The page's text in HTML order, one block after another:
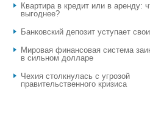
Квартира в кредит или в аренду:
выгоднее?
​Банковский депозит уступает
Мировая финансовая система
в сильном долларе
Чехия столкнулась с угрозой
правительственного кризиса